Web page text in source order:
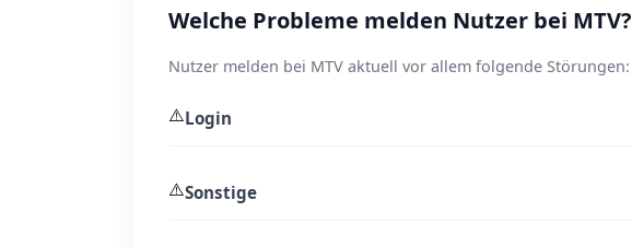
Welche Probleme melden Nutzer bei MTV?
Nutzer melden bei MTV aktuell vor allem folgende Störungen:
⚠️Login
⚠️Sonstige